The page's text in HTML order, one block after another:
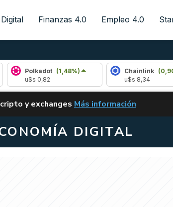
Finanzas 4.0 Empleo 4.0
(1,48%)
Chainlink (0,90%)
y exchanges CLARITY ACT EN
Más información
DIGITAL